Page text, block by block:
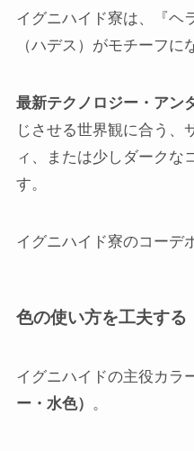
イグニハイド寮は、『ヘ
（ハデス）がモチーフに
最新テクノロジー・アン
じさせる世界観に合う、
ィ、または少しダークな
す。
イグニハイド寮のコーデ
色の使い方を工夫する
イグニハイドの主役カラ
ー・水色） 。